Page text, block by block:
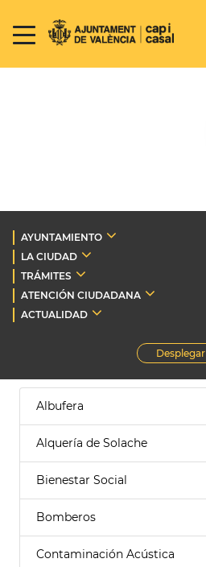
AYUNTAMIENTO
LA CIUDAD
TRÁMITES
ATENCIÓN CIUDADANA
ACTUALIDAD
Desplegar
Albufera
Alquería de Solache
Bienestar Social
Bomberos
Contaminación Acústica